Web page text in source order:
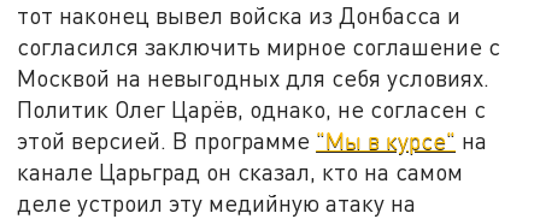
тот наконец вывел войска из Донбасса и
согласился заключить мирное соглашение с
Москвой на невыгодных для себя условиях.
Политик Олег Царёв, однако, не согласен с
этой версией. В программе "Мы в курсе" на
канале Царьград он сказал, кто на самом
деле устроил эту медийную атаку на